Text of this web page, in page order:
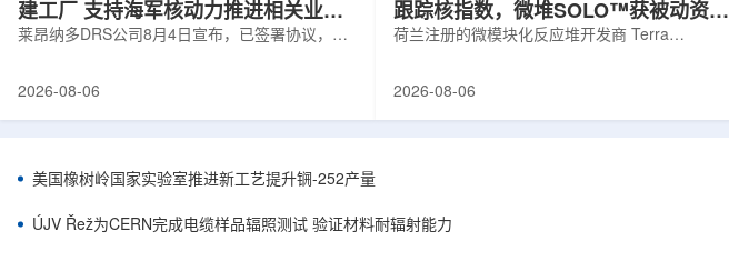
建工厂 支持海军核动力推进相关业务
增长
莱昂纳多DRS公司8月4日宣布，已签署协议，将
并为公司在核能领域的后续增长提供空间和基础
尔德帕克里奇路120号，占地约14.1087万平方英
尺。工厂建成后，将整合目前分布在康涅狄格州
丹伯里和贝瑟尔三个地点的业务。该设施预计于
2027年初投入使用，若最终设计和租户装修工...
2026-08-06
跟踪核指数，微堆SOLO™获被动资金
曝光
荷兰注册的微模块化反应堆开发商 Terra
Arca: URA，资管超50亿美元)的跟踪基准，本次
与 Cameco、Kazatomprom、Centrus、Oklo、
NuScale、X-energy、三菱重...
2026-08-06
美国橡树岭国家实验室推进新工艺提升锎-252产量
ÚJV Řež为CERN完成电缆样品辐照测试 验证材料耐辐射能力